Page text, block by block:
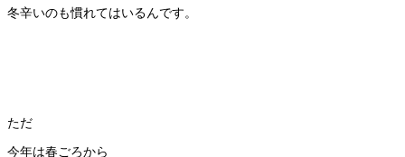
冬辛いのも慣れてはいるんです。
ただ
今年は春ごろから